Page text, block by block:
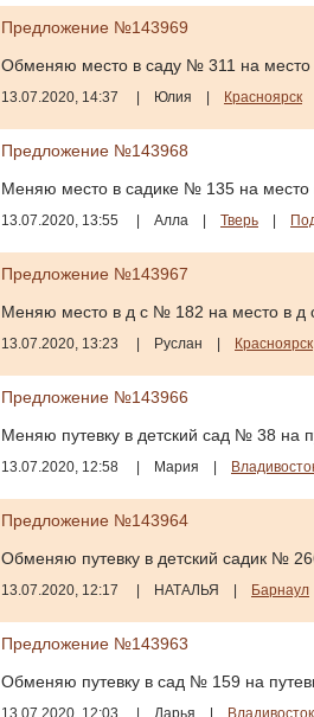
Предложение №143969
Обменяю место в саду № 311 на
13.07.2020, 14:37 Юлия Красноярск
Предложение №143968
Меняю место в садике № 135 на
13.07.2020, 13:55 Алла Тверь
Предложение №143967
Меняю место в д с № 182 на место в
13.07.2020, 13:23 Руслан Красноярск
Предложение №143966
Меняю путевку в детский сад № 38 на
13.07.2020, 12:58 Мария
Предложение №143964
Обменяю путевку в детский садик №
13.07.2020, 12:17 НАТАЛЬЯ Барнаул
Предложение №143963
Обменяю путевку в сад № 159 на